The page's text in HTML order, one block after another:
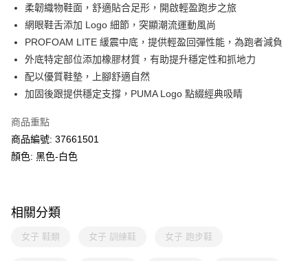
滿$599可享澳門免運費優惠
柔韌織物鞋面，舒適貼合足形，開啟輕盈跑步之旅
網眼鞋舌添加 Logo 細節，突顯潮流運動風尚
PROFOAM LITE 緩震中底，提供輕盈回彈性能，為跑者減負
外底特定部位添加橡膠材質，有助提升穩定性和抓地力
配以優質鞋墊，上腳舒適自然
加固後跟提供穩定支撐，PUMA Logo 點綴經典吸睛
商品重點
商品編號: 37661501
顏色: 黑色-白色
相關分類
女子 鞋類 女子 訓練鞋 女子 跑步鞋